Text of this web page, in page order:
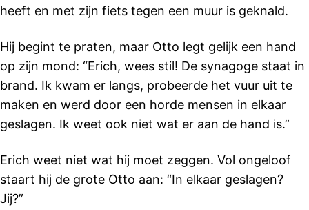
heeft en met zijn fiets tegen een muur is geknald.
Hij begint te praten, maar Otto legt gelijk een hand
op zijn mond: “Erich, wees stil! De synagoge staat in
brand. Ik kwam er langs, probeerde het vuur uit te
maken en werd door een horde mensen in elkaar
geslagen. Ik weet ook niet wat er aan de hand is.”
Erich weet niet wat hij moet zeggen. Vol ongeloof
staart hij de grote Otto aan: “In elkaar geslagen?
Jij?”